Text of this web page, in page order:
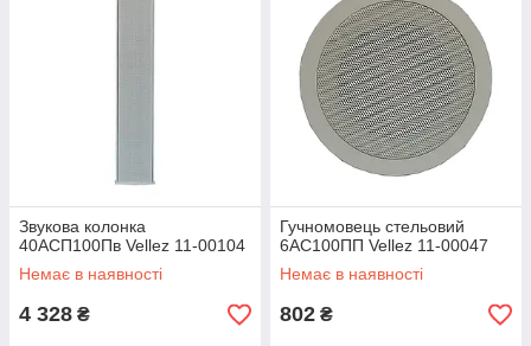
Звукова колонка
40АСП100Пв Vellez 11-00104
Немає в наявності
4 328 ₴
Гучномовець стельовий
6АС100ПП Vellez 11-00047
Немає в наявності
802 ₴